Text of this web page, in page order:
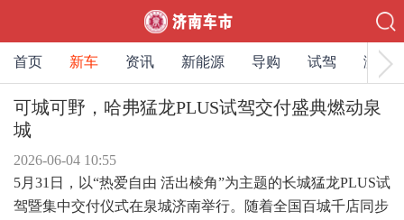
首页 新车 资讯 新能源 导购 试驾 测评
可城可野，哈弗猛龙PLUS试驾交付盛典燃动泉
城
2026-06-04 10:55
5月31日，以“热爱自由 活出棱角”为主题的长城猛龙PLUS试
驾暨集中交付仪式在泉城济南举行。随着全国百城千店同步